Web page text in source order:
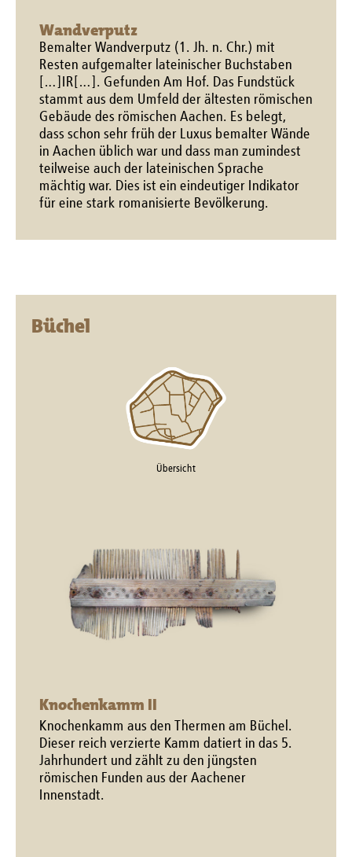
Wandverputz
Bemalter Wandverputz (1. Jh. n. Chr.) mit
Resten aufgemalter lateinischer Buchstaben
[…]IR[…]. Gefunden Am Hof. Das Fundstück
stammt aus dem Umfeld der ältesten römischen
Gebäude des römischen Aachen. Es belegt,
dass schon sehr früh der Luxus bemalter Wände
in Aachen üblich war und dass man zumindest
teilweise auch der lateinischen Sprache
mächtig war. Dies ist ein eindeutiger Indikator
für eine stark romanisierte Bevölkerung.
Büchel
Übersicht
Knochenkamm II
Knochenkamm aus den Thermen am Büchel.
Dieser reich verzierte Kamm datiert in das 5.
Jahrhundert und zählt zu den jüngsten
römischen Funden aus der Aachener
Innenstadt.